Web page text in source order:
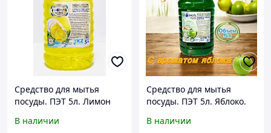
Средство для мытья
посуды. ПЭТ 5л. Лимон
В наличии
Средство для мытья
посуды. ПЭТ 5л. Яблоко.
В наличии